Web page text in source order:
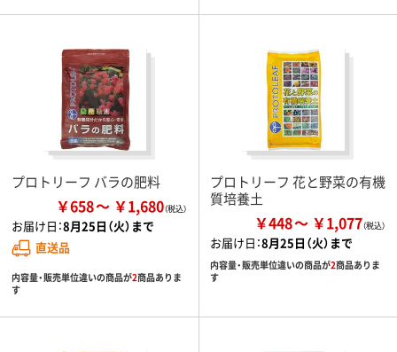
プロトリーフ バラの肥料
￥658 ￥1,680
お届け日：8月25日（火）まで
直送品
内容量・販売単位違いの商品が2商品ありま
す
プロトリーフ 花と野菜の有機
質培養土
￥448 ￥1,077
お届け日：8月25日（火）まで
内容量・販売単位違いの商品が2商品ありま
す